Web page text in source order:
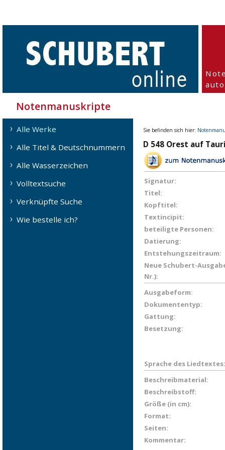
Notenmanuskripte
Alle Werke
Alle Titel & Deutschnummern
Alle Wasserzeichen
Volltextsuche
Verknüpfte Suche
Wie bestelle ich?
Sie befinden sich hier:
D 548 Orest auf
Signatur:
Titel:
Kopftitel:
Textincipit:
beteiligte Personen:
Datierung:
Entstehungszeitraum:
Neue Schubert-
Nr.):
Ausgabeform:
Dokumententyp:
Gattung:
Besetzung:
Sprache des Liedtextes:
Beschreibmaterial:
Beschreibstoff:
Größe (in cm):
Format:
Seiten:
Kommentar: